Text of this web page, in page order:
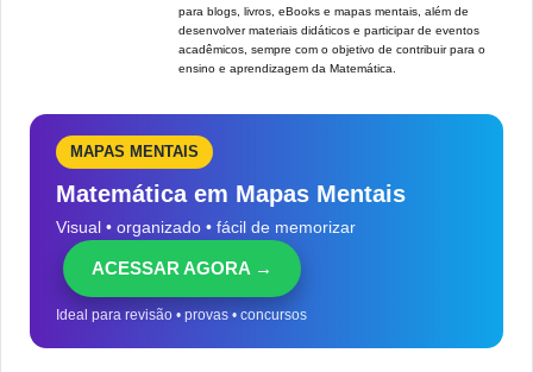
para blogs, livros, eBooks e mapas mentais, além de
desenvolver materiais didáticos e participar de eventos
acadêmicos, sempre com o objetivo de contribuir para o
ensino e aprendizagem da Matemática.
MAPAS MENTAIS
Matemática em Mapas Mentais
Visual • organizado • fácil de memorizar
ACESSAR AGORA →
Ideal para revisão • provas • concursos